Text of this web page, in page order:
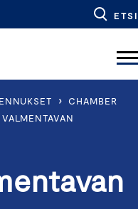
ETSI
› CHAMBER